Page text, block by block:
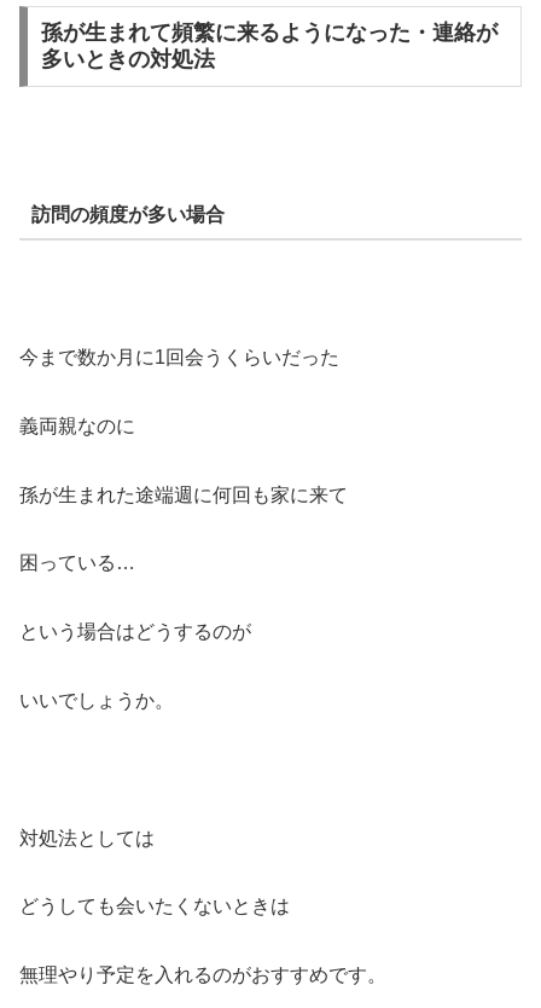
孫が生まれて頻繁に来るようになった・連絡が
多いときの対処法
訪問の頻度が多い場合
今まで数か月に1回会うくらいだった
義両親なのに
孫が生まれた途端週に何回も家に来て
困っている…
という場合はどうするのが
いいでしょうか。
対処法としては
どうしても会いたくないときは
無理やり予定を入れるのがおすすめです。